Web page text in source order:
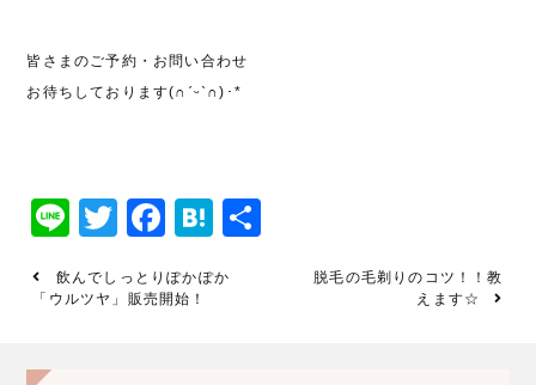
皆さまのご予約・お問い合わせ
お待ちしております(∩ˊᵕˋ∩)･*
LineTwitter
Facebook
Hatena
飲んでしっとりぽかぽか
「ウルツヤ」販売開始！
脱毛の毛剃りのコツ！！教
えます☆